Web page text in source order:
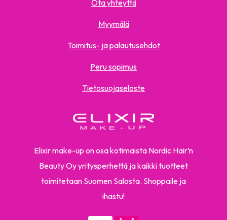
Elixir make-up on osa kotimaista Nordic Hair’n
Beauty Oy yritysperhettä ja kaikki tuotteet
toimitetaan Suomen Salosta. Shoppaile ja
ihastu!
Ota yhteyttä
Myymälä
Toimitus- ja palautusehdot
Peru sopimus
Tietosuojaseloste